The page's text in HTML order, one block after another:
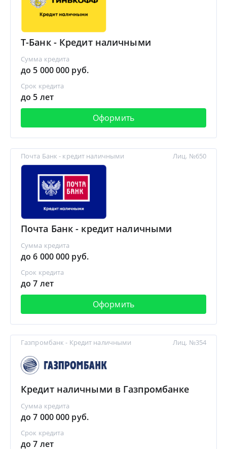
Т-Банк - Кредит наличными
Сумма кредита
до 5 000 000 руб.
Срок кредита
до 5 лет
Оформить
Почта Банк - кредит наличными
Почта Банк - кредит наличными
Сумма кредита
до 6 000 000 руб.
Срок кредита
до 7 лет
Оформить
Лиц. №650
Газпромбанк - Кредит наличными
Кредит наличными в Газпромбанке
Сумма кредита
до 7 000 000 руб.
Срок кредита
до 7 лет
Лиц. №354